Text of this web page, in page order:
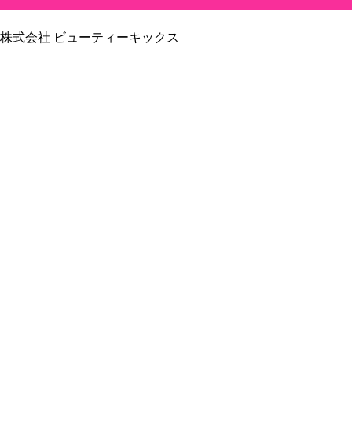
株式会社 ビューティーキックス